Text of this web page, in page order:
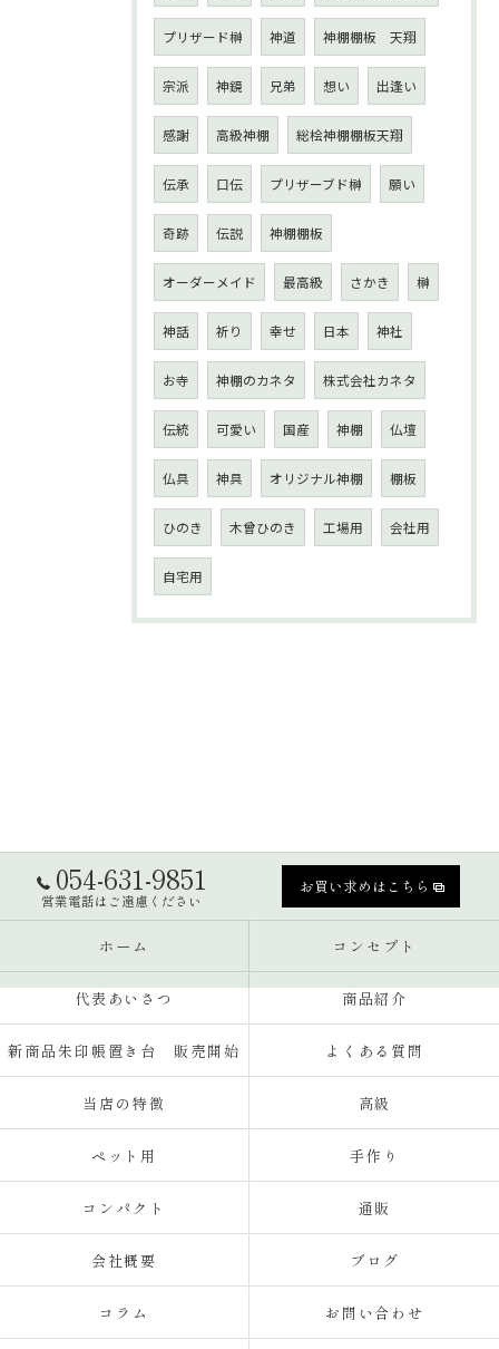
プリザード榊 神道 神棚棚板 天翔
宗派 神鏡 兄弟 想い 出逢い
感謝 高級神棚 総桧神棚棚板天翔
伝承 口伝 プリザーブド榊 願い
奇跡 伝説 神棚棚板
オーダーメイド 最高級 さかき 榊
神話 祈り 幸せ 日本 神社
お寺 神棚のカネタ 株式会社カネタ
伝統 可愛い 国産 神棚 仏壇
仏具 神具 オリジナル神棚 棚板
ひのき 木曾ひのき 工場用 会社用
自宅用
054-631-9851
営業電話はご遠慮ください
お買い求めはこちら
ホーム コンセプト
代表あいさつ 商品紹介
新商品朱印帳置き台 販売開始 よくある質問
当店の特徴 高級
ペット用 手作り
コンパクト 通販
会社概要 ブログ
コラム お問い合わせ